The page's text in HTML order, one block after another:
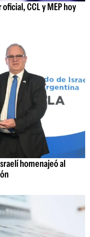
CCL y MEP hoy
homenajeó al